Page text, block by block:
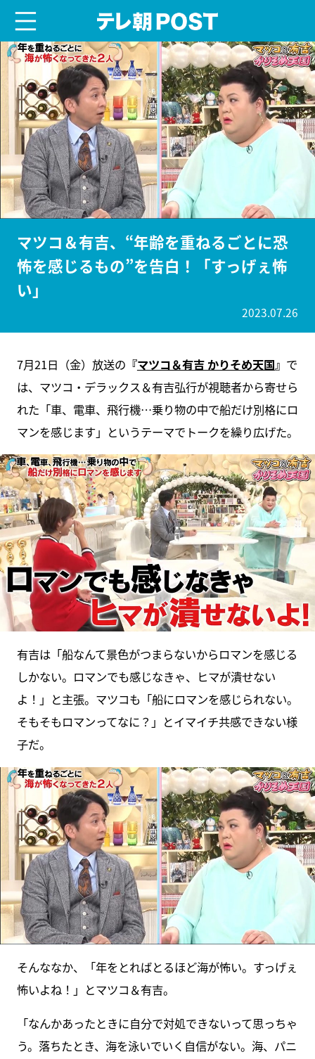
マツコ＆有吉、“年齢を重ねるごとに恐
怖を感じるもの”を告白！「すっげぇ怖
い」
2023.07.26
7月21日（金）放送の 『マツコ＆有吉 かりそめ天国』 で
は、マツコ・デラックス＆有吉弘行が視聴者から寄せら
れた「車、電車、飛行機…乗り物の中で船だけ別格にロ
マンを感じます」というテーマでトークを繰り広げた。
有吉は「船なんて景色がつまらないからロマンを感じる
しかない。ロマンでも感じなきゃ、ヒマが潰せない
よ！」と主張。マツコも「船にロマンを感じられない。
そもそもロマンってなに？」とイマイチ共感できない様
子だ。
そんななか、「年をとればとるほど海が怖い。すっげぇ
怖いよね！」とマツコ＆有吉。
「なんかあったときに自分で対処できないって思っちゃ
う。落ちたとき、海を泳いでいく自信がない。海、パニ